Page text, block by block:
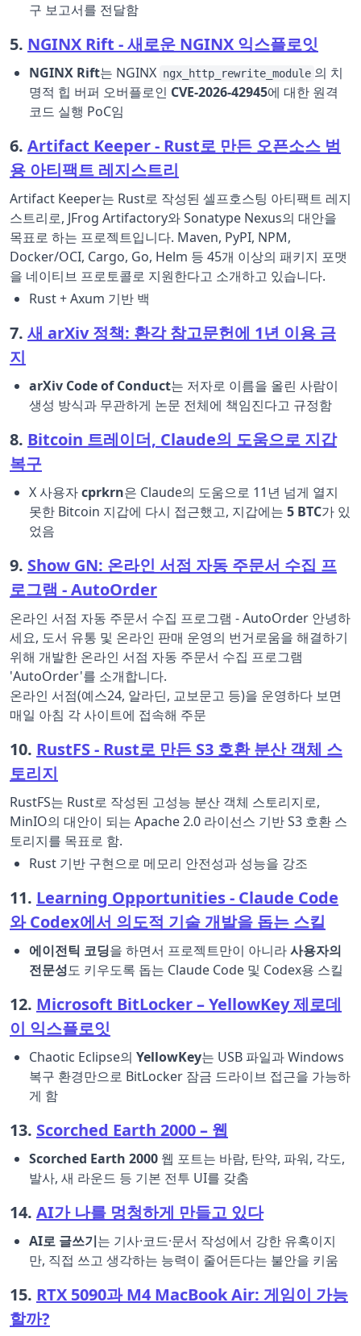
구 보고서를 전달함
5. NGINX Rift - 새로운 NGINX 익스플로잇
NGINX Rift는 NGINX ngx_http_rewrite_module 의 치
명적 힙 버퍼 오버플로인 CVE-2026-42945에 대한 원격
코드 실행 PoC임
6. Artifact Keeper - Rust로 만든 오픈소스 범
용 아티팩트 레지스트리
Artifact Keeper는 Rust로 작성된 셀프호스팅 아티팩트 레지
스트리로, JFrog Artifactory와 Sonatype Nexus의 대안을
목표로 하는 프로젝트입니다. Maven, PyPI, NPM,
Docker/OCI, Cargo, Go, Helm 등 45개 이상의 패키지 포맷
을 네이티브 프로토콜로 지원한다고 소개하고 있습니다.
Rust + Axum 기반 백
7. 새 arXiv 정책: 환각 참고문헌에 1년 이용 금
지
arXiv Code of Conduct는 저자로 이름을 올린 사람이
생성 방식과 무관하게 논문 전체에 책임진다고 규정함
8. Bitcoin 트레이더, Claude의 도움으로 지갑
복구
X 사용자cprkrn은 Claude의 도움으로 11년 넘게 열지
못한 Bitcoin 지갑에 다시 접근했고, 지갑에는 5 BTC가 있
었음
9. Show GN: 온라인 서점 자동 주문서 수집 프
로그램 - AutoOrder
온라인 서점 자동 주문서 수집 프로그램 - AutoOrder 안녕하
세요, 도서 유통 및 온라인 판매 운영의 번거로움을 해결하기
위해 개발한 온라인 서점 자동 주문서 수집 프로그램
'AutoOrder'를 소개합니다.
온라인 서점(예스24, 알라딘, 교보문고 등)을 운영하다 보면
매일 아침 각 사이트에 접속해 주문
10. RustFS - Rust로 만든 S3 호환 분산 객체 스
토리지
RustFS는 Rust로 작성된 고성능 분산 객체 스토리지로,
MinIO의 대안이 되는 Apache 2.0 라이선스 기반 S3 호환 스
토리지를 목표로 함.
Rust 기반 구현으로 메모리 안전성과 성능을 강조
11. Learning Opportunities - Claude Code
와 Codex에서 의도적 기술 개발을 돕는 스킬
에이전틱 코딩을 하면서 프로젝트만이 아니라사용자의
전문성도 키우도록 돕는 Claude Code 및 Codex용 스킬
12. Microsoft BitLocker – YellowKey 제로데
이 익스플로잇
Chaotic Eclipse의 YellowKey는 USB 파일과 Windows
복구 환경만으로 BitLocker 잠금 드라이브 접근을 가능하
게 함
13. Scorched Earth 2000 – 웹
Scorched Earth 2000 웹 포트는 바람, 탄약, 파워, 각도,
발사, 새 라운드 등 기본 전투 UI를 갖춤
14. AI가 나를 멍청하게 만들고 있다
AI로 글쓰기는 기사·코드·문서 작성에서 강한 유혹이지
만, 직접 쓰고 생각하는 능력이 줄어든다는 불안을 키움
15. RTX 5090과 M4 MacBook Air: 게임이 가능
할까?